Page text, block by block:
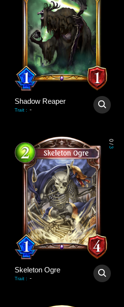
Shadow Reaper
Trait : -
0
/
3
Skeleton Ogre
Trait : -